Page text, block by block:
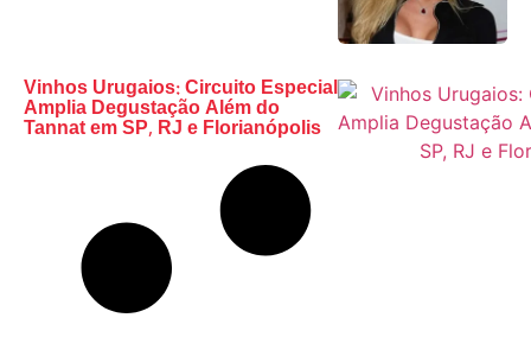
Vinhos Urugaios: Circuito Especial
Amplia Degustação Além do
Tannat em SP, RJ e Florianópolis